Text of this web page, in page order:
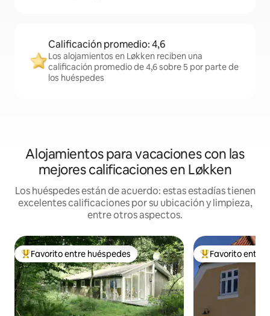
Calificación promedio: 4,6
Los alojamientos en Løkken reciben una
calificación promedio de 4,6 sobre 5 por parte de
los huéspedes
Alojamientos para vacaciones con las
mejores calificaciones en Løkken
Los huéspedes están de acuerdo: estas estadías tienen
excelentes calificaciones por su ubicación y limpieza,
entre otros aspectos.
Favorito entre los huéspedes más destacados
Favorito entre huéspedes Favorito entre
Favorito entre